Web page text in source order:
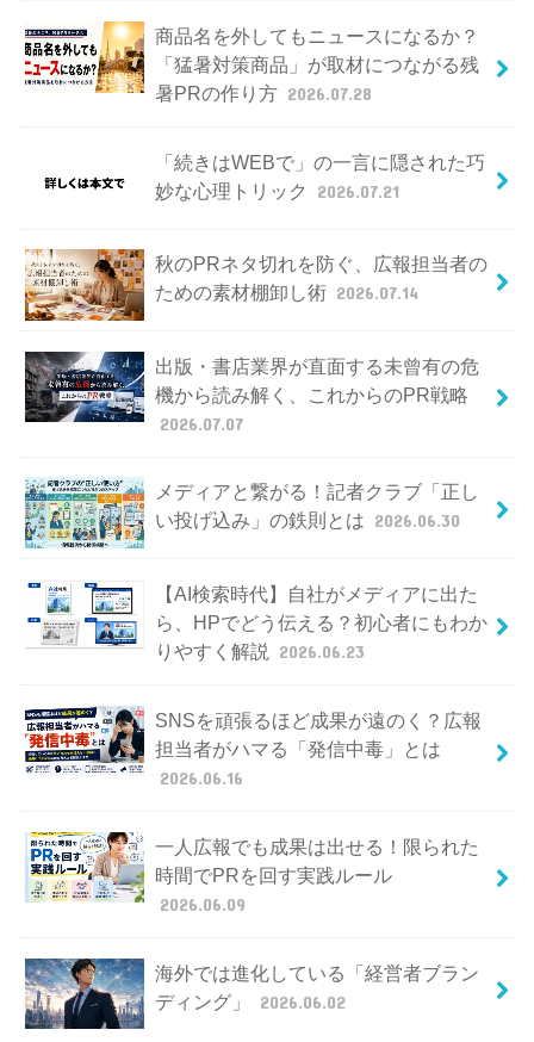
商品名を外してもニュースになるか？
「猛暑対策商品」が取材につながる残
暑PRの作り方 2026.07.28
「続きはWEBで」の一言に隠された巧
妙な心理トリック
2026.07.21
秋のPRネタ切れを防ぐ、広報担当者の
ための素材棚卸し術 2026.07.14
出版・書店業界が直面する未曾有の危
機から読み解く、これからのPR戦略
2026.07.07
メディアと繋がる！記者クラブ「正し
い投げ込み」の鉄則とは 2026.06.30
【AI検索時代】自社がメディアに出た
ら、HPでどう伝える？初心者にもわか
りやすく解説
2026.06.23
SNSを頑張るほど成果が遠のく？広報
担当者がハマる「発信中毒」とは
2026.06.16
一人広報でも成果は出せる！限られた
時間でPRを回す実践ルール
2026.06.09
海外では進化している「経営者ブラン
ディング」
2026.06.02